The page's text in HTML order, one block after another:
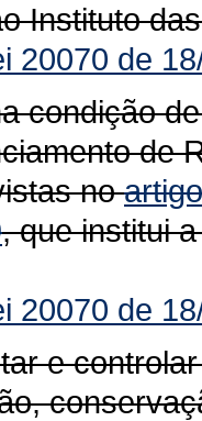
Instituto
20070 de
condição
de
no
, que institui
20070 de
e